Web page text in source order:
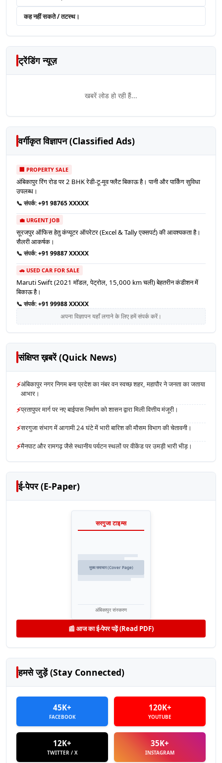
कह नहीं सकते / तटस्थ।
ट्रेंडिंग न्यूज़
खबरें लोड हो रही हैं...
वर्गीकृत विज्ञापन (Classified Ads)
🏢 PROPERTY SALE
अंबिकापुर रिंग रोड पर 2 BHK रेडी-टू-मूव फ्लैट बिकाऊ है। पानी और पार्किंग सुविधा
उपलब्ध।
📞 संपर्क:+91 98765 XXXXX
💼 URGENT JOB
सूरजपुर ऑफिस हेतु कंप्यूटर ऑपरेटर (Excel & Tally एक्सपर्ट) की आवश्यकता है।
सैलरी आकर्षक।
📞 संपर्क:+91 99887 XXXXX
🚗 USED CAR FOR SALE
Maruti Swift (2021 मॉडल, पेट्रोल, 15,000 km चली) बेहतरीन कंडीशन में
बिकाऊ है।
📞 संपर्क:+91 99988 XXXXX
अपना विज्ञापन यहाँ लगाने के लिए हमें संपर्क करें।
संक्षिप्त ख़बरें (Quick News)
⚡अंबिकापुर नगर निगम बना प्रदेश का नंबर वन स्वच्छ शहर, महापौर ने जनता का जताया
आभार।
⚡प्रतापुपर मार्ग पर नए बाईपास निर्माण को शासन द्वारा मिली वित्तीय मंजूरी।
⚡सरगुजा संभाग में आगामी 24 घंटे में भारी बारिश की मौसम विभाग की चेतावनी।
⚡मैनपाट और रामगढ़ जैसे स्थानीय पर्यटन स्थलों पर वीकेंड पर उमड़ी भारी भीड़।
ई-पेपर (E-Paper)
सरगुजा टाइम्स
मुख्य समाचार (Cover Page)
अंबिकापुर संस्करण
📰 आज का ई-पेपर पढ़ें (Read PDF)
हमसे जुड़ें (Stay Connected)
45K+
FACEBOOK
120K+
YOUTUBE
12K+
TWITTER / X
35K+
INSTAGRAM